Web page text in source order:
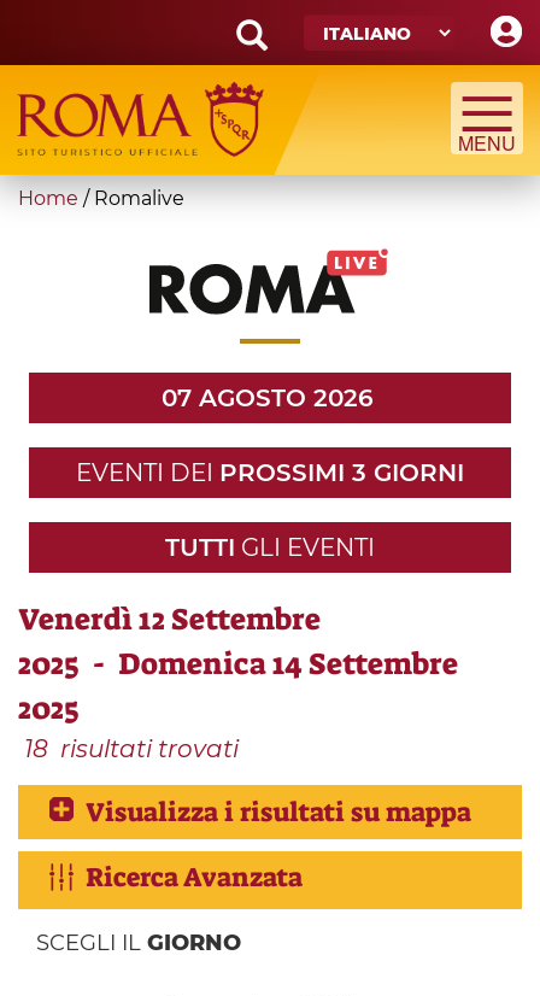
main
content
Search
form
Cerca
You
Home / Romalive
07 AGOSTO 2026
EVENTI DEI PROSSIMI 3 GIORNI
TUTTI GLI EVENTI
Venerdì 12 Settembre
2025 - Domenica 14 Settembre
2025
18 risultati trovati
Visualizza i risultati su mappa
Ricerca Avanzata
SCEGLI IL GIORNO